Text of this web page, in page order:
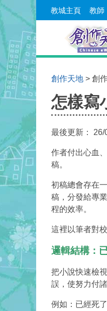
教城主頁 教師
You are
創作天地 > 創
怎樣寫
最後更新： 26/
作者付出心血
稿。
初稿總會存在
稿，分發給專
程的效率。
這裡以筆者對
邏輯結構：
把小說快速檢
誤，使努力付
例如：已經死